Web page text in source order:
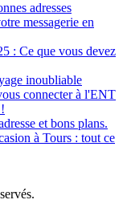
adresses
messagerie en
: Ce que vous devez
inoubliable
connecter à l'ENT
et bons plans.
à Tours : tout ce